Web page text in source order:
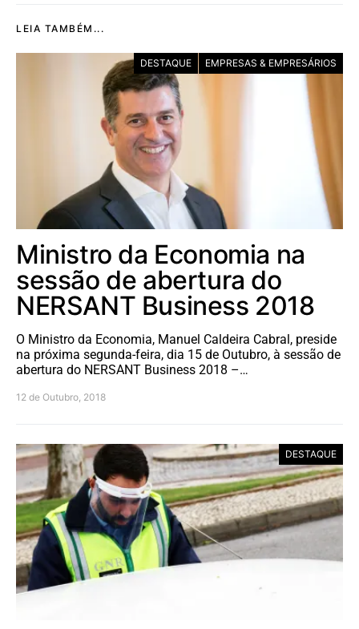
LEIA TAMBÉM...
DESTAQUE EMPRESAS & EMPRESÁRIOS
Ministro da Economia na
sessão de abertura do
NERSANT Business 2018
O Ministro da Economia, Manuel Caldeira Cabral, preside
na próxima segunda-feira, dia 15 de Outubro, à sessão de
abertura do NERSANT Business 2018 –…
12 de Outubro, 2018
DESTAQUE